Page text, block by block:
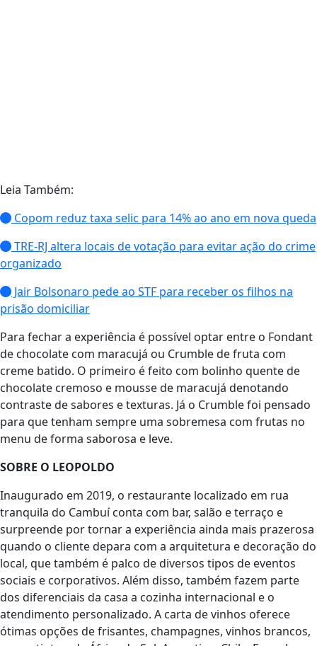
Leia Também:
Copom reduz taxa selic para 14% ao ano em nova queda
TRE-RJ altera locais de votação para evitar ação do crime
organizado
Jair Bolsonaro pede ao STF para receber os filhos na
prisão domiciliar
Para fechar a experiência é possível optar entre o Fondant
de chocolate com maracujá ou Crumble de fruta com
creme batido. O primeiro é feito com bolinho quente de
chocolate cremoso e mousse de maracujá denotando
contraste de sabores e texturas. Já o Crumble foi pensado
para que tenham sempre uma sobremesa com frutas no
menu de forma saborosa e leve.
SOBRE O LEOPOLDO
Inaugurado em 2019, o restaurante localizado em rua
tranquila do Cambuí conta com bar, salão e terraço e
surpreende por tornar a experiência ainda mais prazerosa
quando o cliente depara com a arquitetura e decoração do
local, que também é palco de diversos tipos de eventos
sociais e corporativos. Além disso, também fazem parte
dos diferenciais da casa a cozinha internacional e o
atendimento personalizado. A carta de vinhos oferece
ótimas opções de frisantes, champagnes, vinhos brancos,